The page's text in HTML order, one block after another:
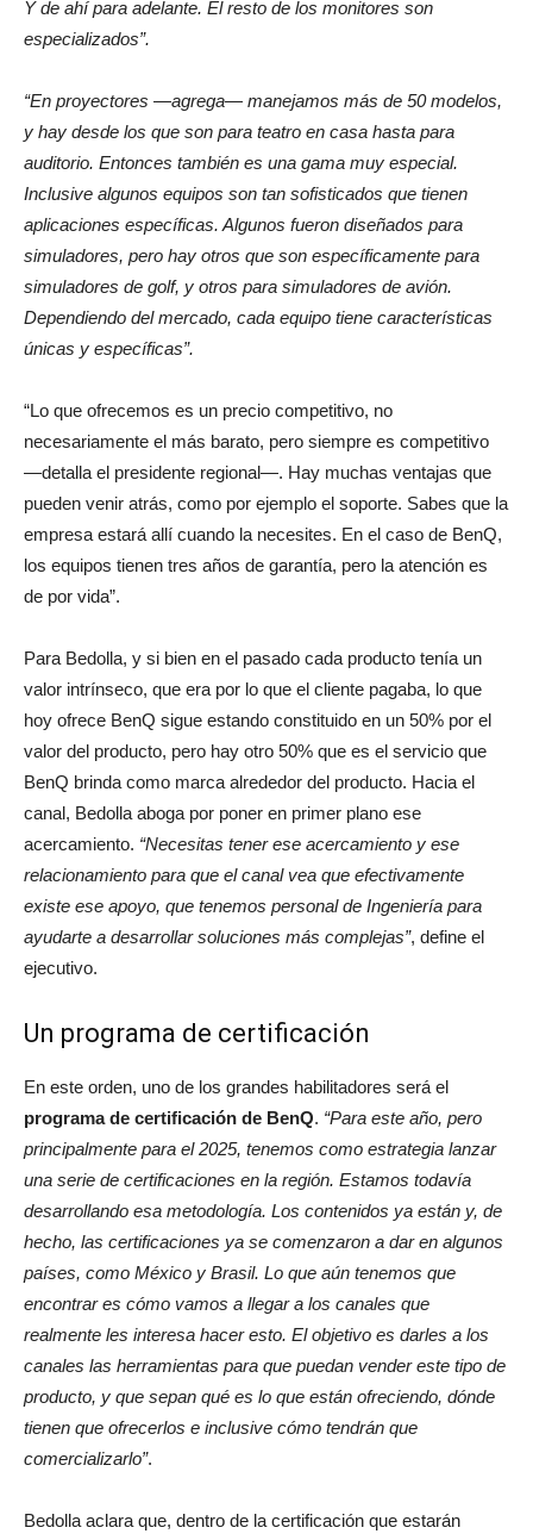
Y de ahí para adelante. El resto de los monitores son
especializados”.
“En proyectores —agrega— manejamos más de 50 modelos,
y hay desde los que son para teatro en casa hasta para
auditorio. Entonces también es una gama muy especial.
Inclusive algunos equipos son tan sofisticados que tienen
aplicaciones específicas. Algunos fueron diseñados para
simuladores, pero hay otros que son específicamente para
simuladores de golf, y otros para simuladores de avión.
Dependiendo del mercado, cada equipo tiene características
únicas y específicas”.
“Lo que ofrecemos es un precio competitivo, no
necesariamente el más barato, pero siempre es competitivo
—detalla el presidente regional—. Hay muchas ventajas que
pueden venir atrás, como por ejemplo el soporte. Sabes que la
empresa estará allí cuando la necesites. En el caso de BenQ,
los equipos tienen tres años de garantía, pero la atención es
de por vida”.
Para Bedolla, y si bien en el pasado cada producto tenía un
valor intrínseco, que era por lo que el cliente pagaba, lo que
hoy ofrece BenQ sigue estando constituido en un 50% por el
valor del producto, pero hay otro 50% que es el servicio que
BenQ brinda como marca alrededor del producto. Hacia el
canal, Bedolla aboga por poner en primer plano ese
acercamiento. “Necesitas tener ese acercamiento y ese
relacionamiento para que el canal vea que efectivamente
existe ese apoyo, que tenemos personal de Ingeniería para
ayudarte a desarrollar soluciones más complejas”, define el
ejecutivo.
Un programa de certificación
En este orden, uno de los grandes habilitadores será el
programa de certificación de BenQ. “Para este año, pero
principalmente para el 2025, tenemos como estrategia lanzar
una serie de certificaciones en la región. Estamos todavía
desarrollando esa metodología. Los contenidos ya están y, de
hecho, las certificaciones ya se comenzaron a dar en algunos
países, como México y Brasil. Lo que aún tenemos que
encontrar es cómo vamos a llegar a los canales que
realmente les interesa hacer esto. El objetivo es darles a los
canales las herramientas para que puedan vender este tipo de
producto, y que sepan qué es lo que están ofreciendo, dónde
tienen que ofrecerlos e inclusive cómo tendrán que
comercializarlo”.
Bedolla aclara que, dentro de la certificación que estarán